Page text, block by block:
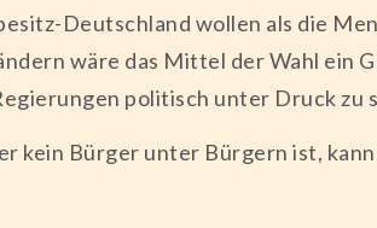
Deutschland wollen als die
wäre das Mittel der Wahl ein
politisch unter Druck zu
kein Bürger unter Bürgern ist,